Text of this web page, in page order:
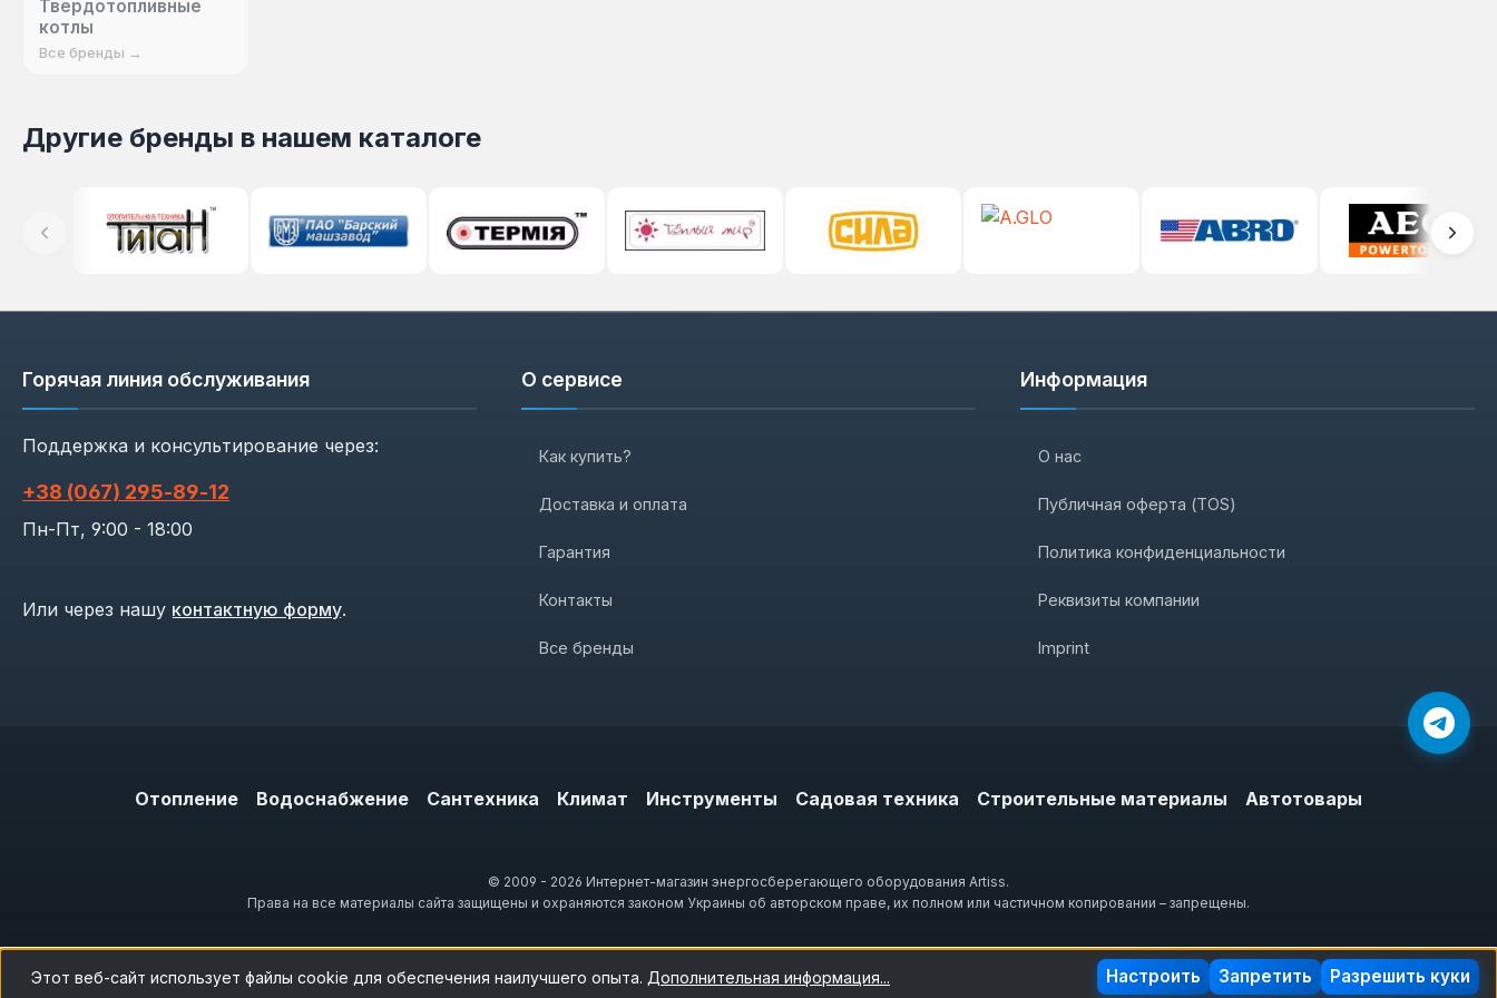
Твердотопливные
котлы
Все бренды →
Другие бренды в нашем каталоге
Горячая линия обслуживания
Поддержка и консультирование через:
+38 (067) 295‑89‑12
Пн-Пт, 9:00 - 18:00
Или через нашу контактную форму.
О сервисе
Как купить?
Доставка и оплата
Гарантия
Контакты
Все бренды
Информация
О нас
Публичная оферта (TOS)
Политика конфиденциальности
Реквизиты компании
Imprint
Отопление Водоснабжение Сантехника Климат Инструменты Садовая техника Строительные материалы Автотовары
© 2009 - 2026 Интернет-магазин энергосберегающего оборудования Artiss.
Права на все материалы сайта защищены и охраняются законом Украины об авторском праве, их полном или частичном копировании – запрещены.
Этот веб-сайт использует файлы cookie для обеспечения наилучшего опыта. Дополнительная информация... Запретить
Настроить Разрешить куки